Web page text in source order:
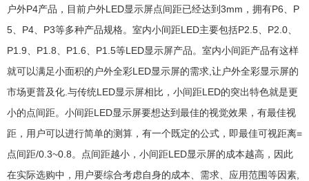
户外P4产品，目前户外LED显示屏点间距已经达到3mm，拥有P6、P
5、P4、P3等多种产品规格。室内小间距LED主要包括P2.5、P2.0、
P1.9、P1.8、P1.6、P1.5等LED显示屏产品。室内小间距产品有这样
就可以满足小面积的户外全彩LED显示屏的需求,让户外全彩显示屏的
市场更普及化.与传统LED显示屏相比，小间距LED的突出特色就是更
小的点间距。小间距LED显示屏要想达到最佳的视觉效果，有最佳视
距，用户可以进行简单的测算，有一个既定的公式，即最佳可视距离=
点间距/0.3~0.8。点间距越小，小间距LED显示屏的成本越高，因此
在实际选购中，用户要综合考虑自身的成本、需求、应用范围等因素,